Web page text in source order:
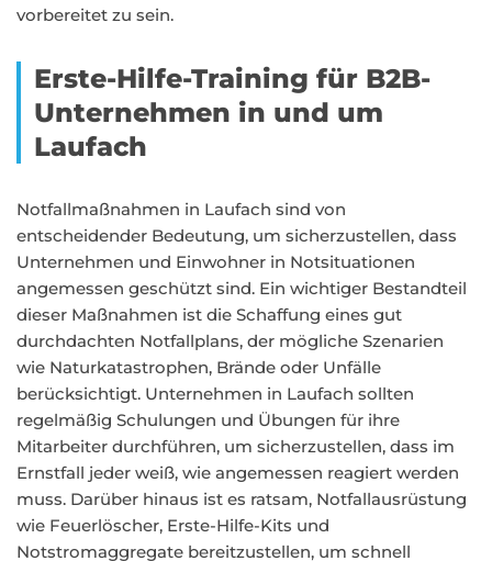
vorbereitet zu sein.
Erste-Hilfe-Training für B2B-
Unternehmen in und um
Laufach
Notfallmaßnahmen in Laufach sind von
entscheidender Bedeutung, um sicherzustellen, dass
Unternehmen und Einwohner in Notsituationen
angemessen geschützt sind. Ein wichtiger Bestandteil
dieser Maßnahmen ist die Schaffung eines gut
durchdachten Notfallplans, der mögliche Szenarien
wie Naturkatastrophen, Brände oder Unfälle
berücksichtigt. Unternehmen in Laufach sollten
regelmäßig Schulungen und Übungen für ihre
Mitarbeiter durchführen, um sicherzustellen, dass im
Ernstfall jeder weiß, wie angemessen reagiert werden
muss. Darüber hinaus ist es ratsam, Notfallausrüstung
wie Feuerlöscher, Erste-Hilfe-Kits und
Notstromaggregate bereitzustellen, um schnell